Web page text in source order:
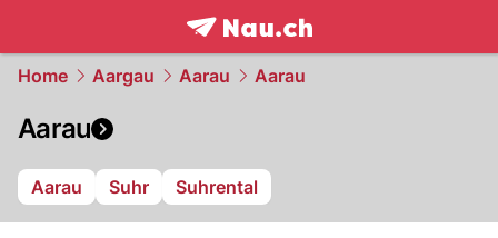
frontpage.NAU.ch
Home Aargau Aarau Aarau
Aarau
Aarau Suhr Suhrental